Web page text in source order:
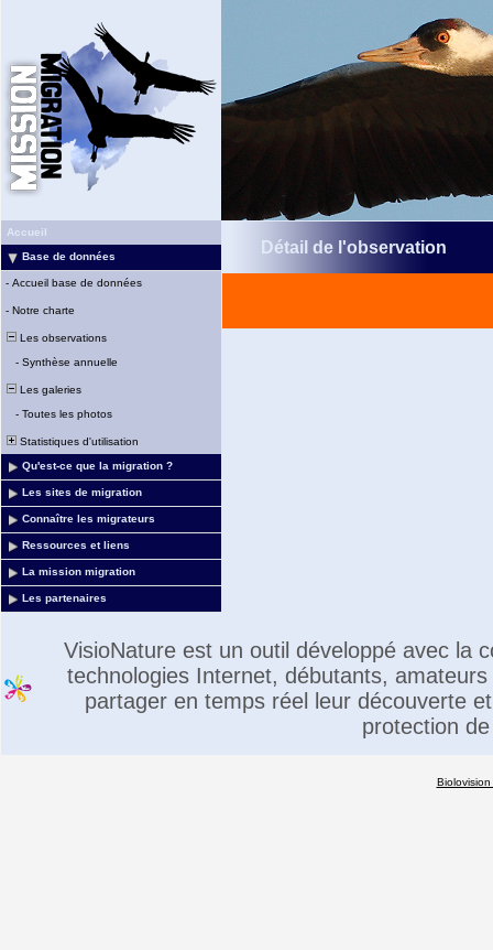
Accueil
Base de données
- Accueil base de données
- Notre charte
Les observations
- Synthèse annuelle
Les galeries
- Toutes les photos
Statistiques d'utilisation
Qu'est-ce que la migration ?
Les sites de migration
Connaître les migrateurs
Ressources et liens
La mission migration
Les partenaires
Détail de l'observation
VisioNature est un outil développé avec la
technologies Internet, débutants,
partager en temps réel leur découverte
protection
Biolovision